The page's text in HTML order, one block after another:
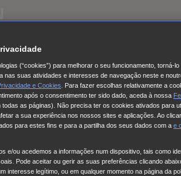
Selecciona um
Coleção de vídeos
Matar o Seu Marido The Other Bennet
24 Março Dia internacional da Açao
Bodies HUDSON & REX Cobra Kai
Viola Come Il Mare Frente a
Frente a Frente Three Pines The
(“cookies”) para melhorar o seu funcionamento, torná-
nas suas atividades e interesses de navegação neste e
e Cookies . Para fazer escolhas relativamente a
após o consentimento ter sido dado, aceda à nossa
todas as páginas). Não precisa ter os cookies ativados para
a sua experiência nos nossos sites e aplicações. Ao
para estes fins e para a partilha dos seus dados com a e
e/ou acedemos a informações num dispositivo, tais como
Pode aceitar ou gerir as suas preferências clicando
interesse legítimo, ou em qualquer momento na página da